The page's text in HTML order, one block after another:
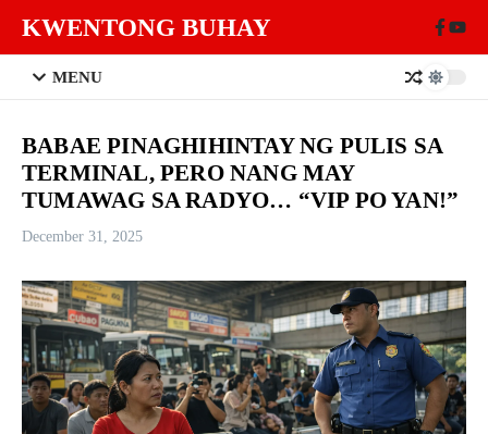
KWENTONG BUHAY
MENU
BABAE PINAGHIHINTAY NG PULIS SA
TERMINAL, PERO NANG MAY
TUMAWAG SA RADYO… “VIP PO YAN!”
December 31, 2025